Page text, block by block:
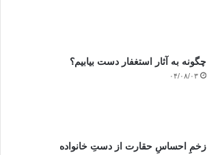
چگونه به آثار استغفار دست بیابیم؟
۰۴/۰۸/۰۳
زخمِ احساسِ حقارت از دستِ خانواده